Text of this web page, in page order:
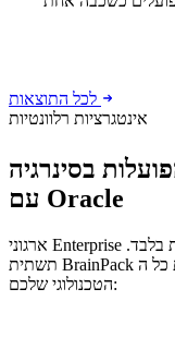
אינטגרציות רלוונטיות
בסינרגיה
עם Oracle
ארגוני Enterprise כמעט ואינם מתבססים על מערכת אחת בלבד.
תשתית BrainPack משמשת כשכבה מאחדת המקשרת את כל ה-Stack
הטכנולוגי שלכם: